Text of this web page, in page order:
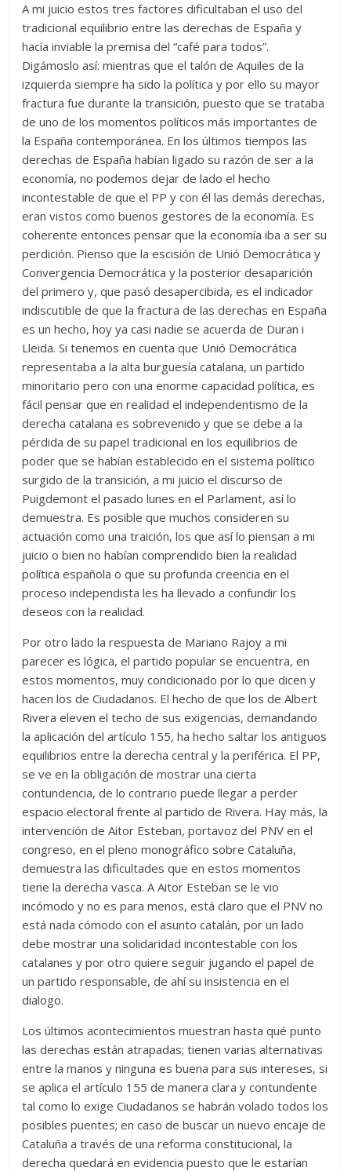
A mi juicio estos tres factores dificultaban el uso del
tradicional equilibrio entre las derechas de España y
hacía inviable la premisa del “café para todos”.
Digámoslo así: mientras que el talón de Aquiles de la
izquierda siempre ha sido la política y por ello su mayor
fractura fue durante la transición, puesto que se trataba
de uno de los momentos políticos más importantes de
la España contemporánea. En los últimos tiempos las
derechas de España habían ligado su razón de ser a la
economía, no podemos dejar de lado el hecho
incontestable de que el PP y con él las demás derechas,
eran vistos como buenos gestores de la economía. Es
coherente entonces pensar que la economía iba a ser su
perdición. Pienso que la escisión de Unió Democrática y
Convergencia Democrática y la posterior desaparición
del primero y, que pasó desapercibida, es el indicador
indiscutible de que la fractura de las derechas en España
es un hecho, hoy ya casi nadie se acuerda de Duran i
Lleida. Si tenemos en cuenta que Unió Democrática
representaba a la alta burguesía catalana, un partido
minoritario pero con una enorme capacidad política, es
fácil pensar que en realidad el independentismo de la
derecha catalana es sobrevenido y que se debe a la
pérdida de su papel tradicional en los equilibrios de
poder que se habían establecido en el sistema político
surgido de la transición, a mi juicio el discurso de
Puigdemont el pasado lunes en el Parlament, así lo
demuestra. Es posible que muchos consideren su
actuación como una traición, los que así lo piensan a mi
juicio o bien no habían comprendido bien la realidad
política española o que su profunda creencia en el
proceso independista les ha llevado a confundir los
deseos con la realidad.
Por otro lado la respuesta de Mariano Rajoy a mi
parecer es lógica, el partido popular se encuentra, en
estos momentos, muy condicionado por lo que dicen y
hacen los de Ciudadanos. El hecho de que los de Albert
Rivera eleven el techo de sus exigencias, demandando
la aplicación del artículo 155, ha hecho saltar los antiguos
equilibrios entre la derecha central y la periférica. El PP,
se ve en la obligación de mostrar una cierta
contundencia, de lo contrario puede llegar a perder
espacio electoral frente al partido de Rivera. Hay más, la
intervención de Aitor Esteban, portavoz del PNV en el
congreso, en el pleno monográfico sobre Cataluña,
demuestra las dificultades que en estos momentos
tiene la derecha vasca. A Aitor Esteban se le vio
incómodo y no es para menos, está claro que el PNV no
está nada cómodo con el asunto catalán, por un lado
debe mostrar una solidaridad incontestable con los
catalanes y por otro quiere seguir jugando el papel de
un partido responsable, de ahí su insistencia en el
dialogo.
Los últimos acontecimientos muestran hasta qué punto
las derechas están atrapadas; tienen varias alternativas
entre la manos y ninguna es buena para sus intereses, si
se aplica el artículo 155 de manera clara y contundente
tal como lo exige Ciudadanos se habrán volado todos los
posibles puentes; en caso de buscar un nuevo encaje de
Cataluña a través de una reforma constitucional, la
derecha quedará en evidencia puesto que le estarían